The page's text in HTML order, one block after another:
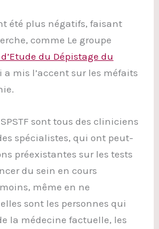
été plus négatifs, faisant
comme Le groupe
du Dépistage du
a mis l’accent sur les méfaits
sont tous des cliniciens
spécialistes, qui ont peut-
préexistantes sur les tests
du sein en cours
même en ne
sont les personnes qui
la médecine factuelle, les